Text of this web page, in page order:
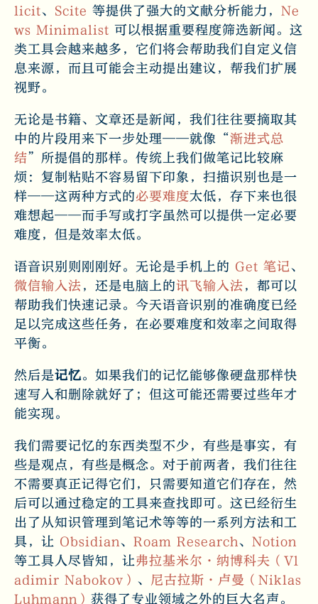
licit、 Scite 等提供了强大的文献分析能力， Ne
ws Minimalist 可以根据重要程度筛选新闻。这
类工具会越来越多，它们将会帮助我们自定义信
息来源，而且可能会主动提出建议，帮我们扩展
视野。
无论是书籍、文章还是新闻，我们往往要摘取其
中的片段用来下一步处理——就像“渐进式总
结”所提倡的那样。传统上我们做笔记比较麻
烦：复制粘贴不容易留下印象，扫描识别也是一
样——这两种方式的必要难度太低，存下来也很
难想起——而手写或打字虽然可以提供一定必要
难度，但是效率太低。
语音识别则刚刚好。无论是手机上的 Get 笔记、
微信输入法，还是电脑上的讯飞输入法，都可以
帮助我们快速记录。今天语音识别的准确度已经
足以完成这些任务，在必要难度和效率之间取得
平衡。
然后是记忆。如果我们的记忆能够像硬盘那样快
速写入和删除就好了；但这可能还需要过些年才
能实现。
我们需要记忆的东西类型不少，有些是事实，有
些是观点，有些是概念。对于前两者，我们往往
不需要真正记得它们，只需要知道它们存在，然
后可以通过稳定的工具来查找即可。这已经衍生
出了从知识管理到笔记术等等的一系列方法和工
具，让 Obsidian、 Roam Research、 Notion
等工具人尽皆知，让弗拉基米尔·纳博科夫（Vl
adimir Nabokov） 、 尼古拉斯·卢曼（Niklas
Luhmann） 获得了专业领域之外的巨大名声。